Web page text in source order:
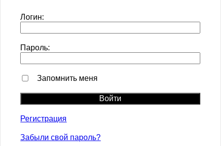
Логин:
Пароль:
Запомнить меня
Регистрация
Забыли свой пароль?